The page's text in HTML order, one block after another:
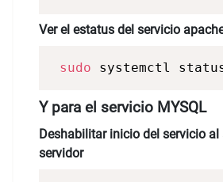
Ver el estatus del servicio
sudo systemctl
Y para el servicio MYSQL
Deshabilitar inicio del servicio al
servidor